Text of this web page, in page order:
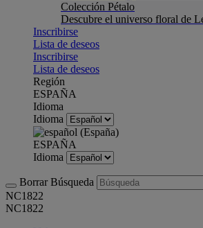
Colección Pétalo
Descubre el universo floral de
Inscribirse
Lista de deseos
Inscribirse
Lista de deseos
Región
ESPAÑA
Idioma
Idioma
ESPAÑA
Idioma
Borrar Búsqueda
NC1822
NC1822